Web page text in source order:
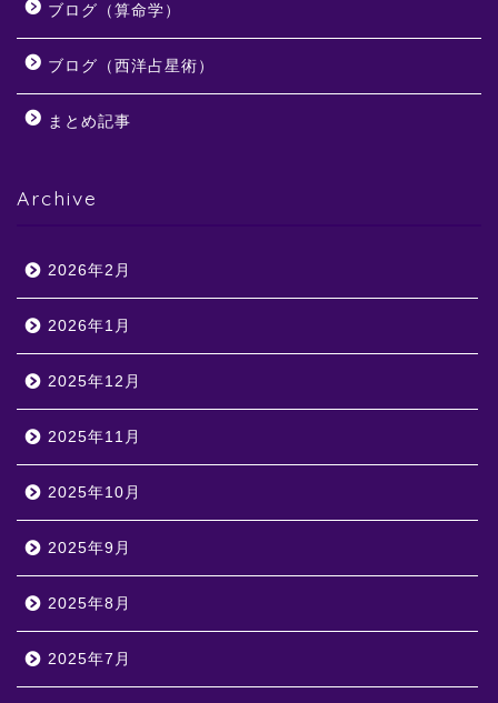
ブログ（算命学）
ブログ（西洋占星術）
まとめ記事
Archive
2026年2月
2026年1月
2025年12月
2025年11月
2025年10月
2025年9月
2025年8月
2025年7月